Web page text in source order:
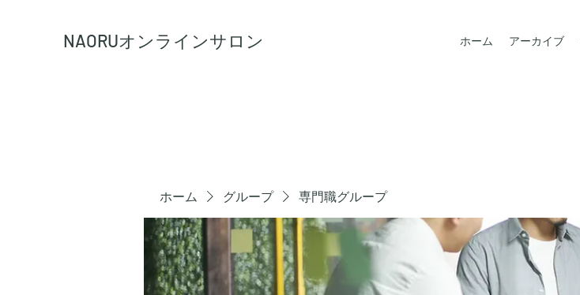
NAORUオンラインサロン ホーム アーカイブ
ホーム グループ 専門職グループ